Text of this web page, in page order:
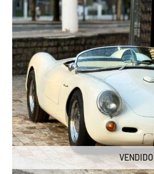
VENDIDO